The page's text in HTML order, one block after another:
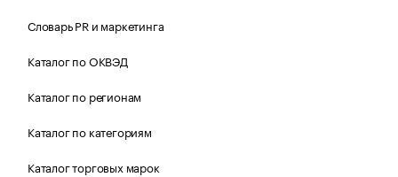
Словарь PR и маркетинга
Каталог по ОКВЭД
Каталог по регионам
Каталог по категориям
Каталог торговых марок